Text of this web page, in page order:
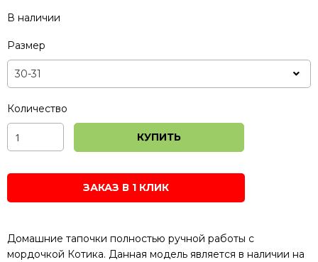
В наличии
Размер
Количество
КУПИТЬ
ЗАКАЗ В 1 КЛИК
Домашние тапочки полностью ручной работы с
мордочкой Котика. Данная модель является в наличии на